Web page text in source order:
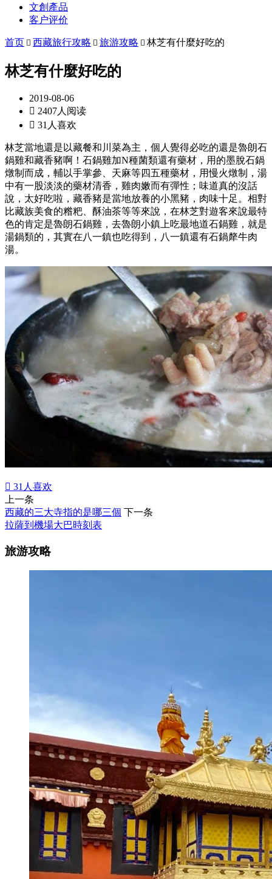
文創產品
客户评价
首页  西藏旅行攻略  旅游攻略  林芝有什麼好吃的
林芝有什麼好吃的
2019-08-06
 2407人阅读
 31人喜欢
林芝當地還是以藏餐和川菜為主，個人覺得必吃的還是魯朗石
鍋雞和藏香豬啊！石鍋雞加N種菌類還有藥材，用的墨脫石鍋
燉制而成，輔以手掌參、天麻等四五種藥材，用慢火燉制，湯
中有一股淡淡的藥材清香，雞肉嫩而有彈性；味道真的沒話
說，太好吃啦，藏香豬是當地放養的小黑豬，肉味十足。相對
比藏族美食的糌粑、酥油茶等等來說，在林芝對遊客來說最特
色的肯定是魯朗石鍋雞，去魯朗小鎮上吃最地道石鍋雞，就是
湯鍋類的，其實在八一鎮也吃得到，八一鎮還有石鍋犛牛肉
湯。
 31 人喜欢
上一条
西藏的三大寺指的是哪三個 下一条
拉薩到機場大巴時刻表
旅游攻略